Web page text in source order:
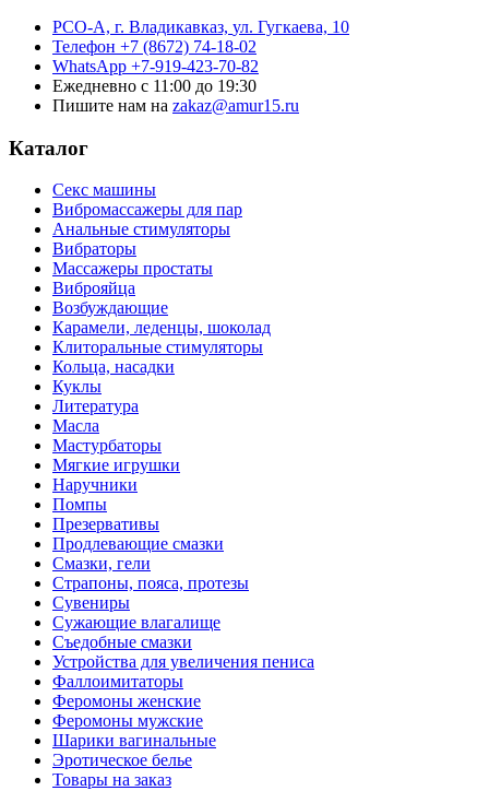
РСО-А, г. Владикавказ, ул. Гугкаева, 10
Телефон +7 (8672) 74-18-02
WhatsApp +7-919-423-70-82
Ежедневно с 11:00 до 19:30
Пишите нам на zakaz@amur15.ru
Каталог
Секс машины
Вибромассажеры для пар
Анальные стимуляторы
Вибраторы
Массажеры простаты
Виброяйца
Возбуждающие
Карамели, леденцы, шоколад
Клиторальные стимуляторы
Кольца, насадки
Куклы
Литература
Масла
Мастурбаторы
Мягкие игрушки
Наручники
Помпы
Презервативы
Продлевающие смазки
Смазки, гели
Страпоны, пояса, протезы
Сувениры
Сужающие влагалище
Съедобные смазки
Устройства для увеличения пениса
Фаллоимитаторы
Феромоны женские
Феромоны мужские
Шарики вагинальные
Эротическое белье
Товары на заказ